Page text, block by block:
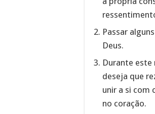
Passar
Deus.
Durante este
deseja que
unir a si com
no coração.